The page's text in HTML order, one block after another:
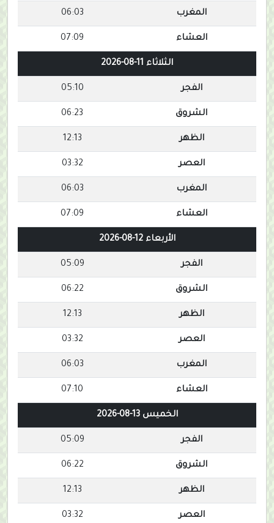
المغرب 06:03
العشاء 07:09
الثلاثاء 11-08-2026
الفجر 05:10
الشروق 06:23
الظهر 12:13
العصر 03:32
المغرب 06:03
العشاء 07:09
الأربعاء 12-08-2026
الفجر 05:09
الشروق 06:22
الظهر 12:13
العصر 03:32
المغرب 06:03
العشاء 07:10
الخميس 13-08-2026
الفجر 05:09
الشروق 06:22
الظهر 12:13
العصر 03:32